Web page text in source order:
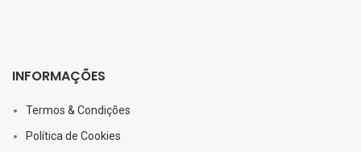
INFORMAÇÕES
Termos & Condições
Política de Cookies